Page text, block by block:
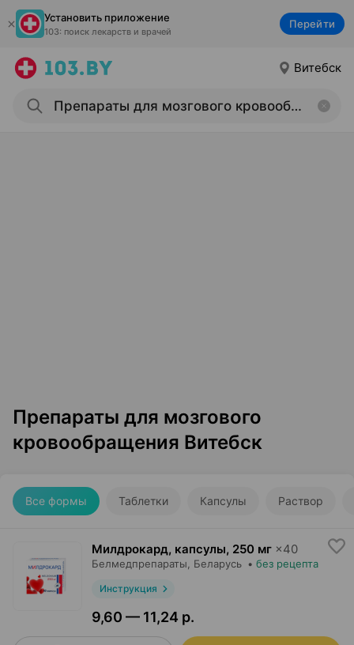
Установить приложение
103: поиск лекарств и врачей
Перейти
Витебск
Препараты для мозгового
кровообращения Витебск
Все формы Таблетки Капсулы Раствор
Милдрокард, капсулы, 250 мг ×40
Белмедпрепараты , Беларусь • без рецепта
Инструкция
9,60 — 11,24 р.